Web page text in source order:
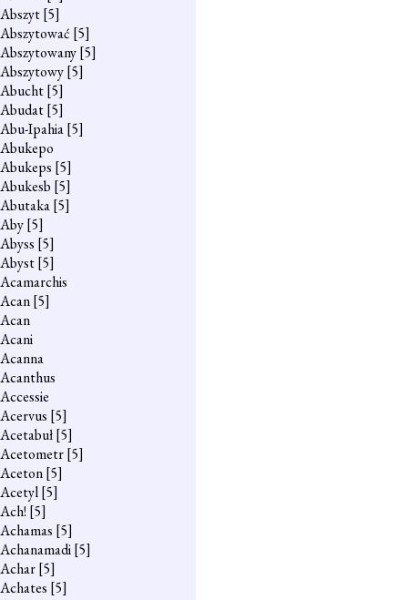
Abszyt[5]
Abszytować [5]
Abszytowany[5]
Abszytowy[5]
Abucht[5]
Abudat[5]
Abu-Ipahia[5]
Abukepo
Abukeps [5]
Abukesb [5]
Abutaka[5]
Aby[5]
Abyss [5]
Abyst[5]
Acamarchis
Acan[5]
Acan
Acani
Acanna
Acanthus
Accessie
Acervus [5]
Acetabuł[5]
Acetometr[5]
Aceton[5]
Acetyl[5]
Ach! [5]
Achamas [5]
Achanamadi[5]
Achar[5]
Achates [5]